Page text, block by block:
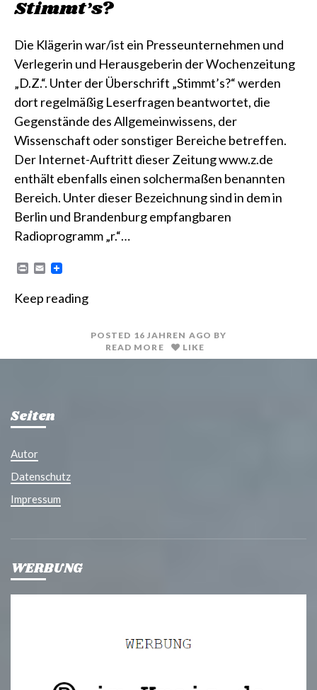
Stimmt’s?
Die Klägerin war/ist ein Presseunternehmen und
Verlegerin und Herausgeberin der Wochenzeitung
„D.Z.“. Unter der Überschrift „Stimmt’s?“ werden
dort regelmäßig Leserfragen beantwortet, die
Gegenstände des Allgemeinwissens, der
Wissenschaft oder sonstiger Bereiche betreffen.
Der Internet-Auftritt dieser Zeitung www.z.de
enthält ebenfalls einen solchermaßen benannten
Bereich. Unter dieser Bezeichnung sind in dem in
Berlin und Brandenburg empfangbaren
Radioprogramm „r.“…
P
n
E
i
Keep reading
POSTED 16 JAHREN AGO BY
READ MORE
LIKE
Seiten
Autor
Datenschutz
Impressum
WERBUNG